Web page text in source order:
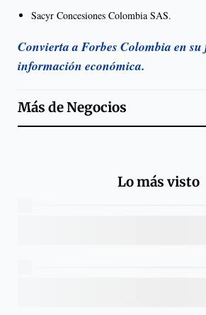
Sacyr Concesiones Colombia SAS.
Convierta a Forbes Colombia en su
información económica.
Más deNegocios
Lo más visto